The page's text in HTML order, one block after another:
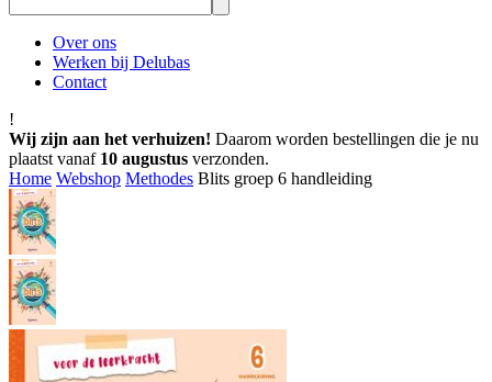
Over ons
Werken bij Delubas
Contact
!
Wij zijn aan het verhuizen! Daarom worden bestellingen die je nu
plaatst vanaf 10 augustus verzonden.
Home Webshop Methodes Blits groep 6 handleiding